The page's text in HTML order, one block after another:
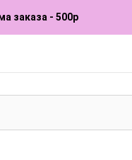
заказа - 500р